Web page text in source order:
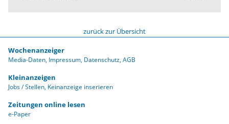
zurück zur Übersicht
Wochenanzeiger
Media-Daten Impressum Datenschutz AGB
Kleinanzeigen
Jobs / Stellen Keinanzeige inserieren
Zeitungen online lesen
e-Paper